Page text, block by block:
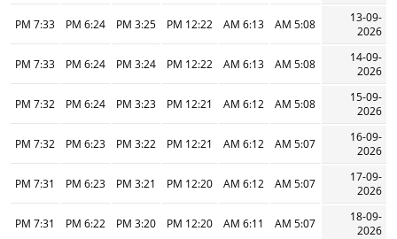
13-09-
2026
5:08 AM
6:13 AM
12:22 PM
3:25 PM
6:24 PM
7:33 PM
14-09-
2026
5:08 AM
6:13 AM
12:22 PM
3:24 PM
6:24 PM
7:33 PM
15-09-
2026
5:08 AM
6:12 AM
12:21 PM
3:23 PM
6:24 PM
7:32 PM
16-09-
2026
5:07 AM
6:12 AM
12:21 PM
3:22 PM
6:23 PM
7:32 PM
17-09-
2026
5:07 AM
6:12 AM
12:20 PM
3:21 PM
6:23 PM
7:31 PM
18-09-
2026
5:07 AM
6:11 AM
12:20 PM
3:20 PM
6:22 PM
7:31 PM